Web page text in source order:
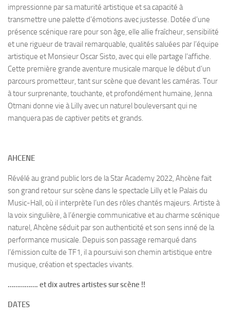
impressionne par sa maturité artistique et sa capacité à
transmettre une palette d’émotions avec justesse. Dotée d’une
présence scénique rare pour son âge, elle allie fraîcheur, sensibilité
et une rigueur de travail remarquable, qualités saluées par l’équipe
artistique et Monsieur Oscar Sisto, avec qui elle partage l’affiche.
Cette première grande aventure musicale marque le début d’un
parcours prometteur, tant sur scène que devant les caméras. Tour
à tour surprenante, touchante, et profondément humaine, Jenna
Otmani donne vie à Lilly avec un naturel bouleversant qui ne
manquera pas de captiver petits et grands.
AHCENE
Révélé au grand public lors de la Star Academy 2022, Ahcène fait
son grand retour sur scène dans le spectacle Lilly et le Palais du
Music-Hall, où il interprète l’un des rôles chantés majeurs. Artiste à
la voix singulière, à l’énergie communicative et au charme scénique
naturel, Ahcène séduit par son authenticité et son sens inné de la
performance musicale. Depuis son passage remarqué dans
l’émission culte de TF1, il a poursuivi son chemin artistique entre
musique, création et spectacles vivants.
……………. et dix autres artistes sur scène !!
DATES